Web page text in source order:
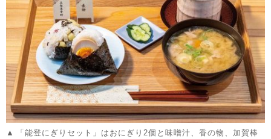
「能登にぎりセット」はおにぎり2個と味噌汁、香の物、加賀棒